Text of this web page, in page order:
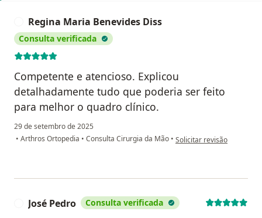
Regina Maria Benevides Diss
Consulta verificada
Competente e atencioso. Explicou
detalhadamente tudo que poderia ser feito
para melhor o quadro clínico.
29 de setembro de 2025
• Arthros Ortopedia • Consulta Cirurgia da Mão • na opinião do utilizador
Solicitar revisão
José Pedro Consulta verificada